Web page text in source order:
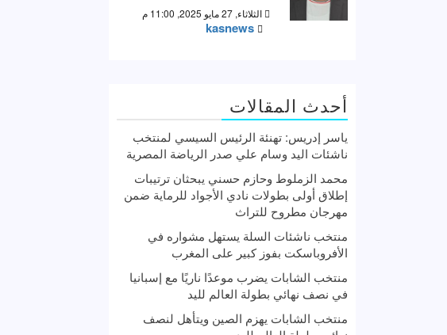
الثلاثاء, 27 مايو 2025, 11:00 م
kasnews
أحدث المقالات
ياسر إدريس: تهنئة الرئيس السيسي لمنتخب
ناشئات اليد وسام علي صدر الرياضة المصرية
محمد الزملوط وحازم حسني يبحثان ترتيبات
إطلاق أولى بطولات نادي الأجواد للرماية ضمن
مهرجان مطروح للتراث
منتخب ناشئات السلة يستهل مشواره في
الأفروباسكت بفوز كبير على المغرب
منتخب الشابات يضرب موعدًا ناريًا مع إسبانيا
في نصف نهائي بطولة العالم لليد
منتخب الشابات يهزم الصين ويتأهل لنصف